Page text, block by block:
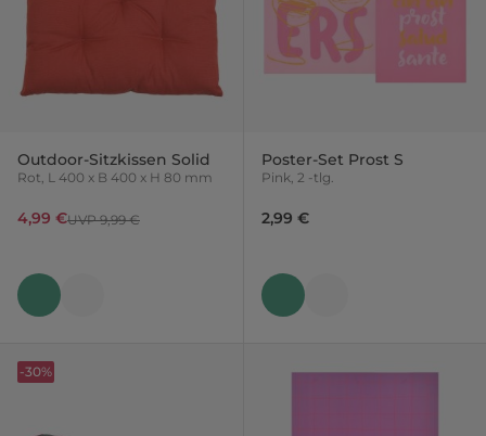
Outdoor-Sitzkissen Solid
Rot, L 400 x B 400 x H 80 mm
4,99 €UVP 9,99 €
Poster-Set Prost S
Pink, 2 -tlg.
2,99 €
-30%